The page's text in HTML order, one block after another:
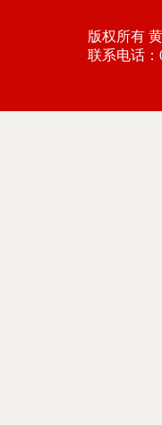
版权所有
联系电话：